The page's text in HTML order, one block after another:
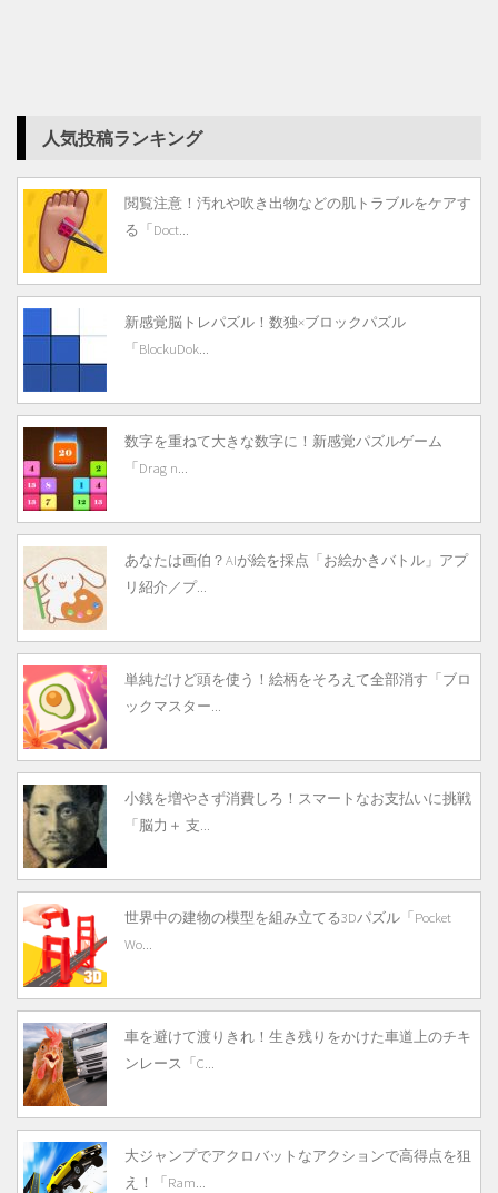
人気投稿ランキング
閲覧注意！汚れや吹き出物などの肌トラブルをケアす
る「Doct...
新感覚脳トレパズル！数独×ブロックパズル
「BlockuDok...
数字を重ねて大きな数字に！新感覚パズルゲーム
「Drag n...
あなたは画伯？AIが絵を採点「お絵かきバトル」アプ
リ紹介／プ...
単純だけど頭を使う！絵柄をそろえて全部消す「ブロ
ックマスター...
小銭を増やさず消費しろ！スマートなお支払いに挑戦
「脳力＋ 支...
世界中の建物の模型を組み立てる3Dパズル「Pocket
Wo...
車を避けて渡りきれ！生き残りをかけた車道上のチキ
ンレース「C...
大ジャンプでアクロバットなアクションで高得点を狙
え！「Ram...